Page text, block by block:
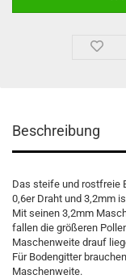
Beschreibung
Das steife und rostfreie
0,6er Draht und 3,2mm
Mit seinen 3,2mm
fallen die größeren
Maschenweite drauf
Für Bodengitter
Maschenweite.